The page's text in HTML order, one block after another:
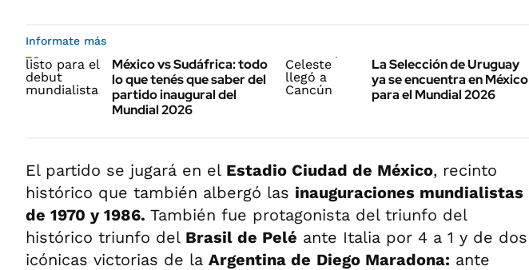
Informate más
México vs Sudáfrica: todo
lo que tenés que saber del
partido inaugural del
Mundial 2026
La Selección de Uruguay
ya se encuentra en México
para el Mundial 2026
El partido se jugará en el Estadio Ciudad de México, recinto
histórico que también albergó las inauguraciones mundialistas
de 1970 y 1986. También fue protagonista del triunfo del
histórico triunfo del Brasil de Pelé ante Italia por 4 a 1 y de dos
icónicas victorias de la Argentina de Diego Maradona: ante